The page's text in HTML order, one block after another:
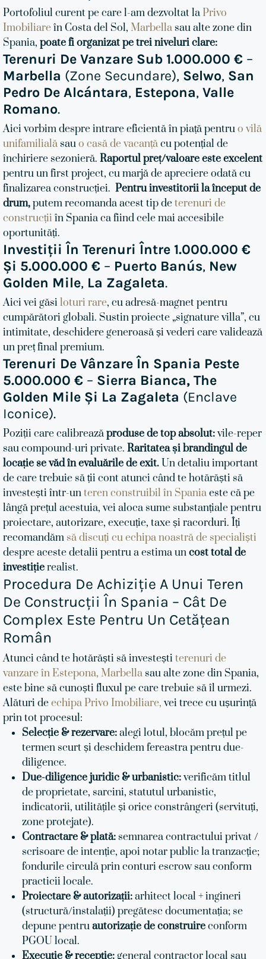
Portofoliul curent pe care l-am dezvoltat la Privo
Imobiliareîn Costa del Sol, Marbellasau alte zone din
Spania, poate fi organizat pe trei niveluri clare:
Terenuri De Vanzare Sub 1.000.000 € –
Marbella (zone Secundare), Selwo, San
Pedro De Alcántara, Estepona, Valle
Romano.
Aici vorbim despre intrare eficientă în piață pentruo vilă
unifamilialăsauo casă de vacanțăcu potențial de
închiriere sezonieră. Raportul preț/valoare este excelent
pentru un first project, cu marjă de apreciere odată cu
finalizarea construcției. Pentru investitorii la început de
drum,putem recomanda acest tip deterenuri de
construcții în Spania ca fiind cele mai accesibile
oportunități.
Investiții În Terenuri Între 1.000.000 €
Și 5.000.000 € – Puerto Banús, New
Golden Mile, La Zagaleta.
Aici vei găsiloturi rare, cu adresă-magnet pentru
cumpărători globali. Sustin proiecte „signature villa”, cu
intimitate, deschidere generoasă și vederi care validează
un preț final premium.
Terenuri De Vânzare În Spania Peste
5.000.000 € – Sierra Bianca, The
Golden Mile Și La Zagaleta (enclave
Iconice).
Poziții care calibreazăproduse de top absolut:vile-reper
sau compound-uri private. Raritatea și brandingul de
locație se văd în evaluările de exit.Un detaliu important
de care trebuie să ții cont atunci când te hotărăști să
investești într-unteren construibil în Spaniaeste că pe
lângă prețul acestuia, vei aloca sume substanțiale pentru
proiectare, autorizare, execuție, taxe și racorduri. Îți
recomandăm să discuți cu echipa noastră de specialiști
despre aceste detalii pentru a estima uncost total de
investițierealist.
Procedura De Achiziție A Unui Teren
De Construcții În Spania – Cât De
Complex Este Pentru Un Cetățean
Român
Atunci când te hotărăști să investeștiterenuri de
vanzare în Estepona, Marbellasau alte zone din Spania,
este bine să cunoști fluxul pe care trebuie să îl urmezi.
Alături deechipa Privo Imobiliare,vei trece cu ușurință
prin tot procesul:
Selecție & rezervare:alegi lotul, blocăm prețul pe
termen scurt și deschidem fereastra pentru due-
diligence.
Due-diligence juridic & urbanistic:verificăm titlul
de proprietate, sarcini, statutul urbanistic,
indicatorii, utilitățile și orice constrângeri (servituți,
zone protejate).
Contractare & plată:semnarea contractului privat /
scrisoare de intenție, apoi notar public la tranzacție;
fondurile circulă prin conturi escrow sau conform
practicii locale.
Proiectare & autorizații:arhitect local + ingineri
(structură/instalații) pregătesc documentația; se
depune pentruautorizație de construireconform
PGOU local.
Execuție & recepție: general contractor local sau